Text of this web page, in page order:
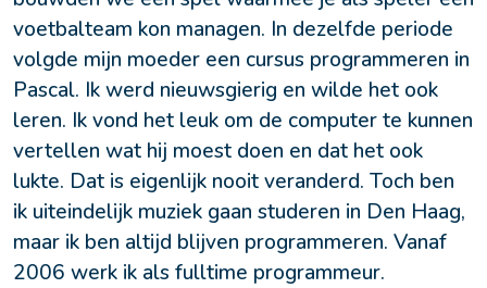
voetbalteam kon managen. In dezelfde periode
volgde mijn moeder een cursus programmeren in
Pascal. Ik werd nieuwsgierig en wilde het ook
leren. Ik vond het leuk om de computer te kunnen
vertellen wat hij moest doen en dat het ook
lukte. Dat is eigenlijk nooit veranderd. Toch ben
ik uiteindelijk muziek gaan studeren in Den Haag,
maar ik ben altijd blijven programmeren. Vanaf
2006 werk ik als fulltime programmeur.